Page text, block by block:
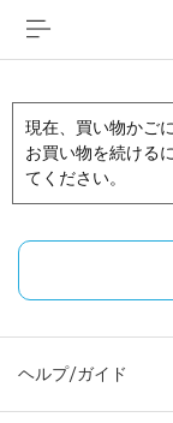
現在、買い物かご
お買い物を続ける
てください。
ヘルプ/ガイド